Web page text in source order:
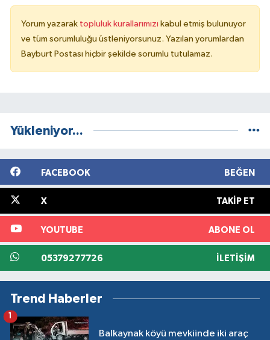
Yorum yazarak topluluk kurallarımızı kabul etmiş bulunuyor
ve tüm sorumluluğu üstleniyorsunuz. Yazılan yorumlardan
Bayburt Postası hiçbir şekilde sorumlu tutulamaz.
Yükleniyor...
FACEBOOK BEĞEN
X TAKIP ET
YOUTUBE ABONE OL
05379277726 İLETIŞIM
Trend Haberler
Balkaynak köyü mevkiinde iki araç
1